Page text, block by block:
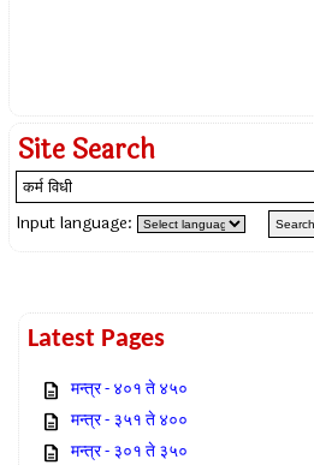
Site Search
Input language:
Latest Pages
मन्त्र - ४०१ ते ४५०
मन्त्र - ३५१ ते ४००
मन्त्र - ३०१ ते ३५०